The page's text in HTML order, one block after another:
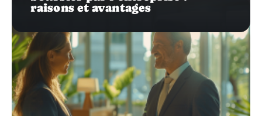
raisons et avantages